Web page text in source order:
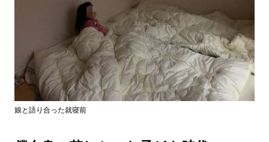
娘と語り合った就寝前